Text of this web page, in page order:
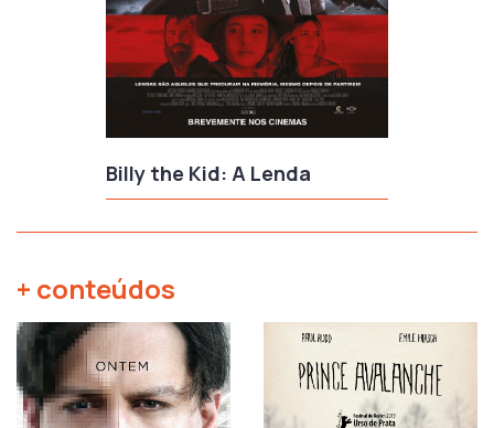
Billy the Kid: A Lenda
+ conteúdos